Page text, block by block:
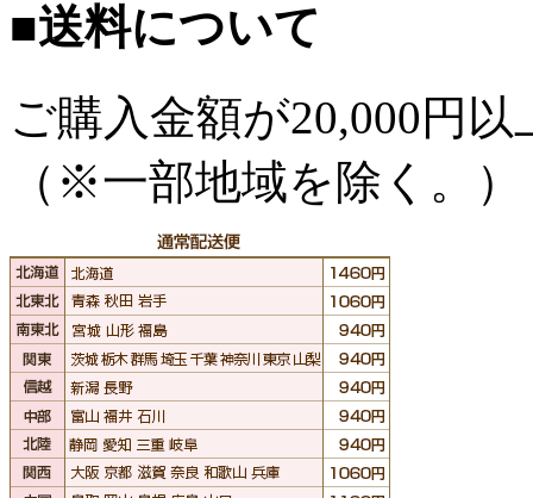
■送料について
ご購入金額が20,000円
（※一部地域を除く。）